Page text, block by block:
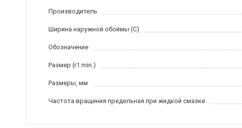
Производитель
Ширина наружной обоймы (C)
Обозначение
Размер (r1 min.)
Размеры, мм
Частота вращения предельная при жидкой смазке